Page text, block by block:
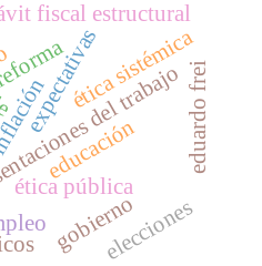
del trabajo
expectativas
ética pública
ética sistémica
fiscal estructural
educación
gobierno
eduardo frei
elecciones